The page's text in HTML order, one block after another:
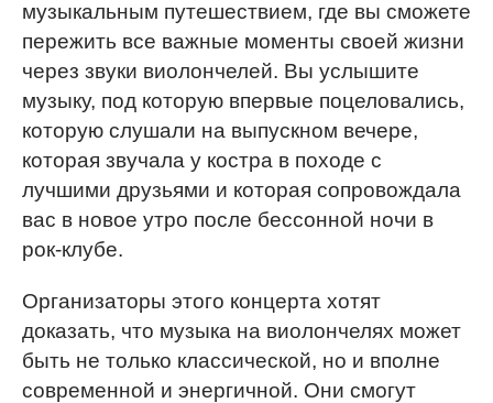
музыкальным путешествием, где вы сможете
пережить все важные моменты своей жизни
через звуки виолончелей. Вы услышите
музыку, под которую впервые поцеловались,
которую слушали на выпускном вечере,
которая звучала у костра в походе с
лучшими друзьями и которая сопровождала
вас в новое утро после бессонной ночи в
рок-клубе.
Организаторы этого концерта хотят
доказать, что музыка на виолончелях может
быть не только классической, но и вполне
современной и энергичной. Они смогут